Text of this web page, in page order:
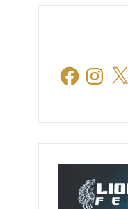
FacebookInstagram
X